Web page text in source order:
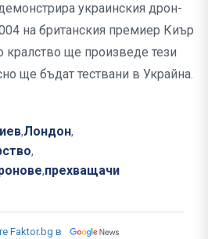
украинския дрон-
на британския премиер Киър
ще произведе тези
ще бъдат тествани в Украйна.
,Лондон,
,
,прехващачи
Faktor.bg в